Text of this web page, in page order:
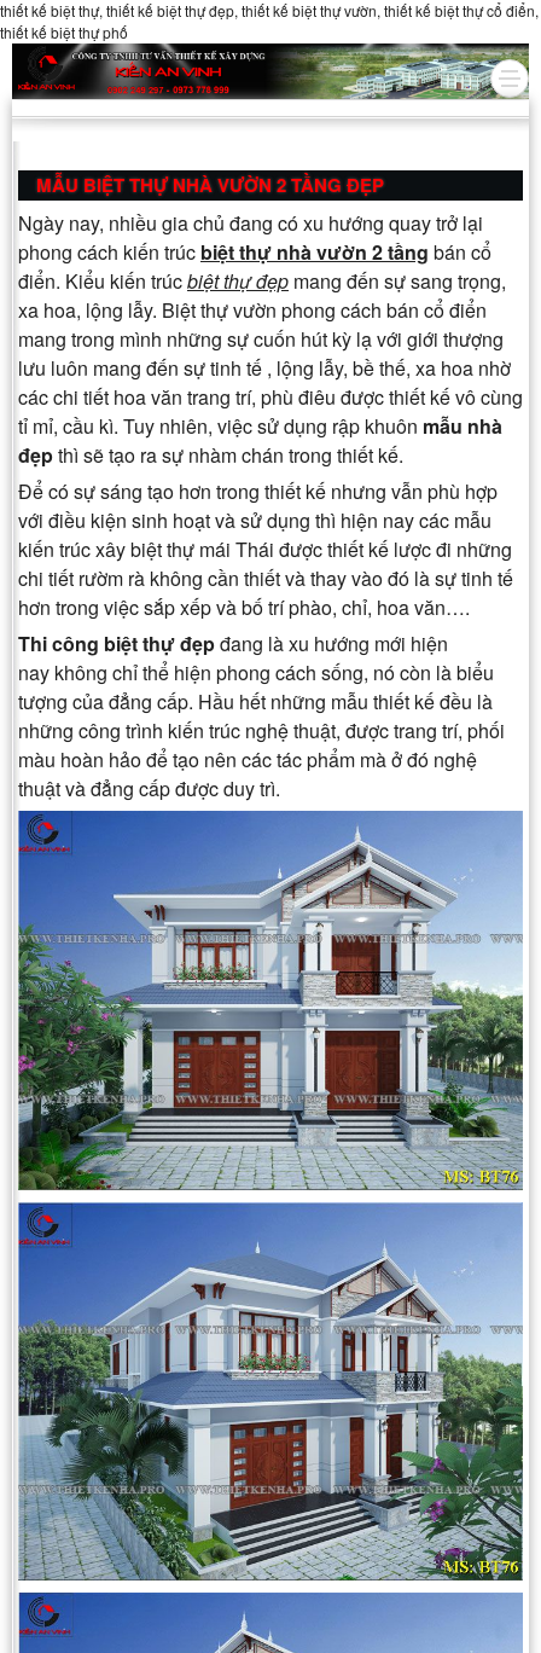
thiết kế biệt thự, thiết kế biệt thự đẹp, thiết kế biệt thự vườn, thiết kế biệt thự cổ điển,
thiết kế biệt thự phố
MẪU BIỆT THỰ NHÀ VƯỜN 2 TẦNG ĐẸP
Ngày nay, nhiều gia chủ đang có xu hướng quay trở lại
phong cách kiến trúc biệt thự nhà vườn 2 tầng bán cổ
điển. Kiểu kiến trúcbiệt thự đẹp mang đến sự sang trọng,
xa hoa, lộng lẫy. Biệt thự vườn phong cách bán cổ điển
mang trong mình những sự cuốn hút kỳ lạ với giới thượng
lưu luôn mang đến sự tinh tế , lộng lẫy, bề thế, xa hoa nhờ
các chi tiết hoa văn trang trí, phù điêu được thiết kế vô cùng
tỉ mỉ, cầu kì. Tuy nhiên, việc sử dụng rập khuôn mẫu nhà
đẹpthì sẽ tạo ra sự nhàm chán trong thiết kế.
Để có sự sáng tạo hơn trong thiết kế nhưng vẫn phù hợp
với điều kiện sinh hoạt và sử dụng thì hiện nay các mẫu
kiến trúc xây biệt thự mái Thái được thiết kế lược đi những
chi tiết rườm rà không cần thiết và thay vào đó là sự tinh tế
hơn trong việc sắp xếp và bố trí phào, chỉ, hoa văn….
Thi công biệt thự đẹpđang là xu hướng mới hiện
nay không chỉ thể hiện phong cách sống, nó còn là biểu
tượng của đẳng cấp. Hầu hết những mẫu thiết kế đều là
những công trình kiến trúc nghệ thuật, được trang trí, phối
màu hoàn hảo để tạo nên các tác phẩm mà ở đó nghệ
thuật và đẳng cấp được duy trì.